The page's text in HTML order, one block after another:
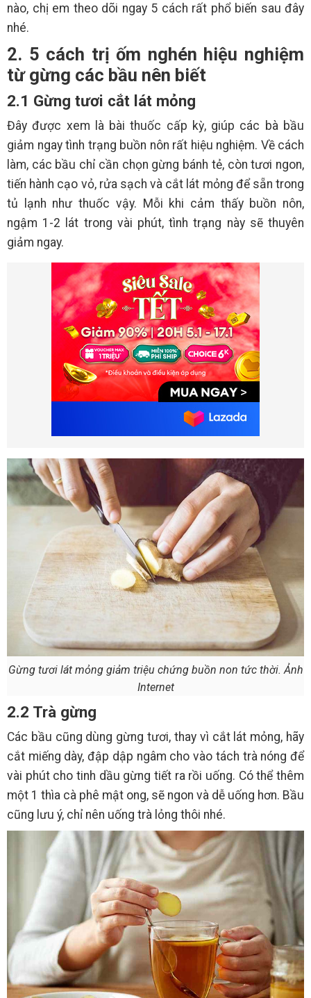
nào, chị em theo dõi ngay 5 cách rất phổ biến sau đây
nhé.
2. 5 cách trị ốm nghén hiệu nghiệm
từ gừng các bầu nên biết
2.1 Gừng tươi cắt lát mỏng
Đây được xem là bài thuốc cấp kỳ, giúp các bà bầu
giảm ngay tình trạng buồn nôn rất hiệu nghiệm. Về cách
làm, các bầu chỉ cần chọn gừng bánh tẻ, còn tươi ngon,
tiến hành cạo vỏ, rửa sạch và cắt lát mỏng để sẵn trong
tủ lạnh như thuốc vậy. Mỗi khi cảm thấy buồn nôn,
ngậm 1-2 lát trong vài phút, tình trạng này sẽ thuyên
giảm ngay.
Gừng tươi lát mỏng giảm triệu chứng buồn non tức thời. Ảnh
Internet
2.2 Trà gừng
Các bầu cũng dùng gừng tươi, thay vì cắt lát mỏng, hãy
cắt miếng dày, đập dập ngâm cho vào tách trà nóng để
vài phút cho tinh dầu gừng tiết ra rồi uống. Có thể thêm
một 1 thìa cà phê mật ong, sẽ ngon và dễ uống hơn. Bầu
cũng lưu ý, chỉ nên uống trà lỏng thôi nhé.